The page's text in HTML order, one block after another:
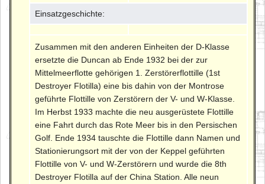
Einsatzgeschichte:
Zusammen mit den anderen Einheiten der D-Klasse
ersetzte die Duncan ab Ende 1932 bei der zur
Mittelmeerflotte gehörigen 1. Zerstörerflottille (1st
Destroyer Flotilla) eine bis dahin von der Montrose
geführte Flottille von Zerstörern der V- und W-Klasse.
Im Herbst 1933 machte die neu ausgerüstete Flottille
eine Fahrt durch das Rote Meer bis in den Persischen
Golf. Ende 1934 tauschte die Flottille dann Namen und
Stationierungsort mit der von der Keppel geführten
Flottille von V- und W-Zerstörern und wurde die 8th
Destroyer Flotilla auf der China Station. Alle neun